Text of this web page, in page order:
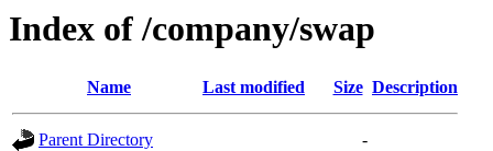
Index of /company/swap
Name Last modified Size Description
Parent Directory
-